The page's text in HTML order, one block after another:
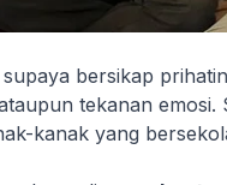
bersikap
tekanan emosi.
kanak yang